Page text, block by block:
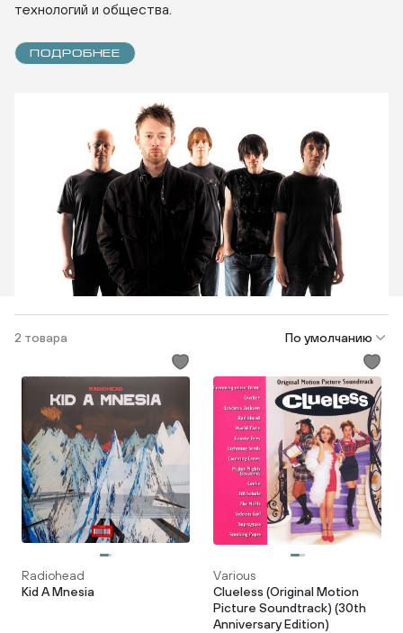
технологий и общества.
ПОДРОБНЕЕ
2 товара По умолчанию
Radiohead
Kid A Mnesia
Various
Clueless (Original Motion
Picture Soundtrack) (30th
Anniversary Edition)